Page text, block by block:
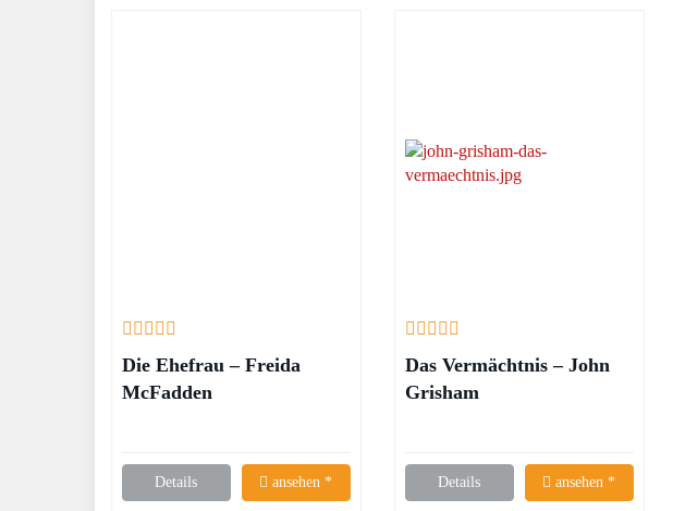
Die Ehefrau – Freida
McFadden
Details ansehen *
Das Vermächtnis – John
Grisham
Details ansehen *